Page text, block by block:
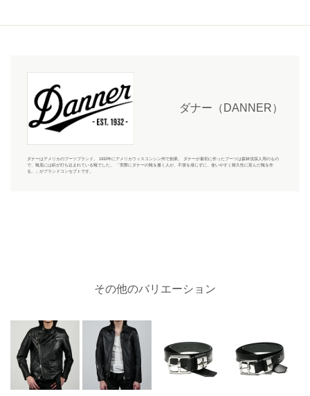
ダナー（DANNER）
ダナーはアメリカのブーツブランド。 1932年にアメリカウィスコンシン州で創業。 ダナーが最初に作ったブーツは森林伐採人用のもの
で、靴底には鋲が打ち込まれている靴でした。 「実際にダナーの靴を履く人が、不便を感じずに、使いやすく耐久性に富んだ靴を作
る。」がブランドコンセプトです。
その他のバリエーション